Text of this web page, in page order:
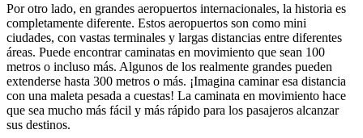
Por otro lado, en grandes aeropuertos internacionales, la historia es
completamente diferente. Estos aeropuertos son como mini
ciudades, con vastas terminales y largas distancias entre diferentes
áreas. Puede encontrar caminatas en movimiento que sean 100
metros o incluso más. Algunos de los realmente grandes pueden
extenderse hasta 300 metros o más. ¡Imagina caminar esa distancia
con una maleta pesada a cuestas! La caminata en movimiento hace
que sea mucho más fácil y más rápido para los pasajeros alcanzar
sus destinos.